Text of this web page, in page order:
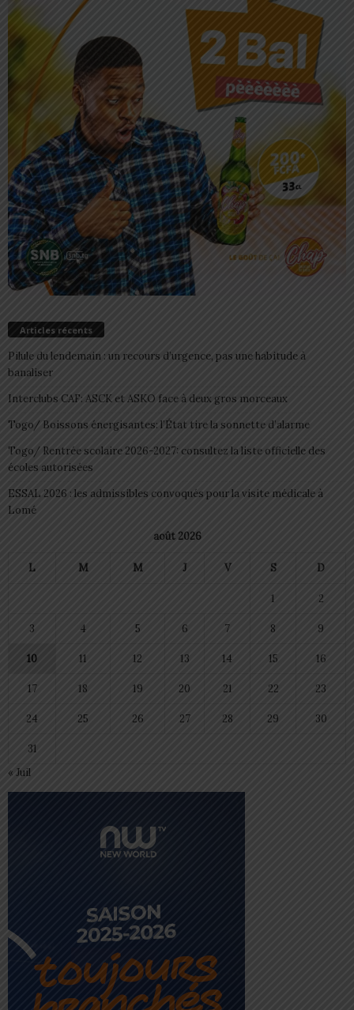
Articles récents
Pilule du lendemain : un recours d’urgence, pas une habitude à
banaliser
Interclubs CAF: ASCK et ASKO face à deux gros morceaux
Togo/ Boissons énergisantes: l’État tire la sonnette d’alarme
Togo/ Rentrée scolaire 2026-2027: consultez la liste officielle des
écoles autorisées
ESSAL 2026 : les admissibles convoqués pour la visite médicale à
Lomé
août 2026
L M M J V S D
1 2
3 4 5 6 7 8 9
10 11 12 13 14 15 16
17 18 19 20 21 22 23
24 25 26 27 28 29 30
31
« Juil